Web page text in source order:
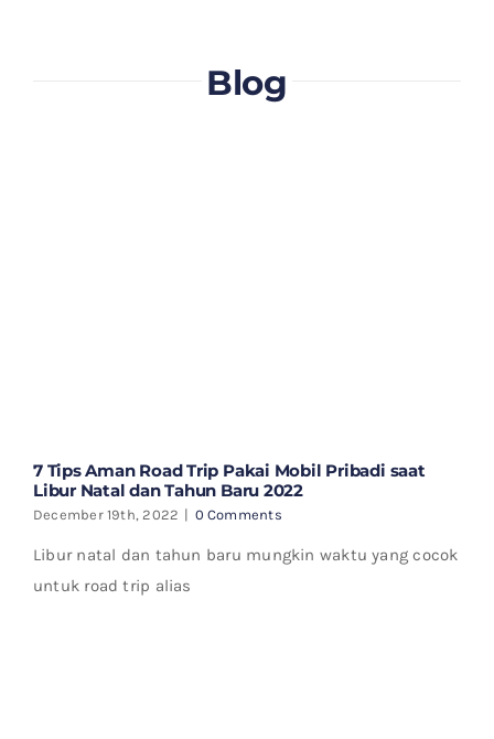
Blog
7 Tips Aman Road Trip Pakai Mobil Pribadi saat
Libur Natal dan Tahun Baru 2022
December 19th, 2022 | 0 Comments
Libur natal dan tahun baru mungkin waktu yang cocok
untuk road trip alias